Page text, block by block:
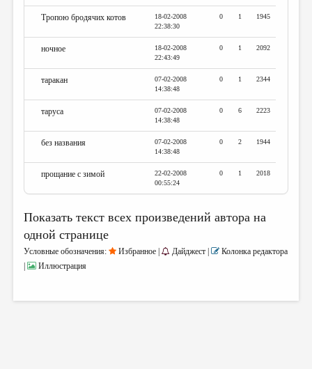
Тропою бродячих котов
18-02-2008
22:38:30
0 1 1945
ночное
18-02-2008
22:43:49
0 1 2092
таракан
07-02-2008
14:38:48
0 1 2344
таруса
07-02-2008
14:38:48
0 6 2223
без названия
07-02-2008
14:38:48
0 2 1944
прощание с зимой
22-02-2008
00:55:24
0 1 2018
Показать текст всех произведений автора на
одной странице
Условные обозначения: Избранное | Дайджест |
Колонка редактора
Иллюстрация